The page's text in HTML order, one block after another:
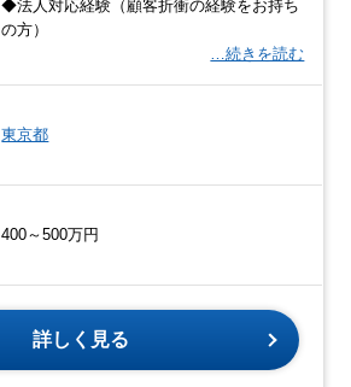
◆法人対応経験（顧客折衝の経験をお持ち
の方）
…続きを読む
東京都
400～500万円
詳しく見る